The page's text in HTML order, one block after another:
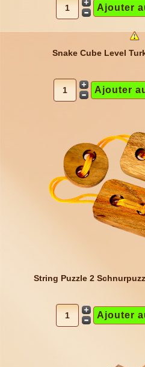
Snake Cube Level
String Puzzle 2